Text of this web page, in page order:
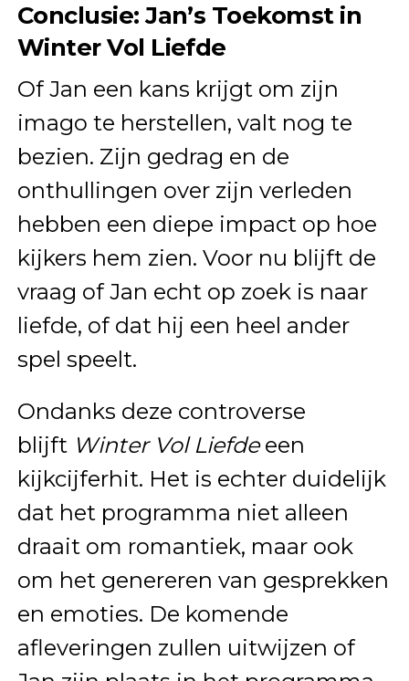
Conclusie: Jan’s Toekomst in
Winter Vol Liefde
Of Jan een kans krijgt om zijn
imago te herstellen, valt nog te
bezien. Zijn gedrag en de
onthullingen over zijn verleden
hebben een diepe impact op hoe
kijkers hem zien. Voor nu blijft de
vraag of Jan echt op zoek is naar
liefde, of dat hij een heel ander
spel speelt.
Ondanks deze controverse
blijft Winter Vol Liefdeeen
kijkcijferhit. Het is echter duidelijk
dat het programma niet alleen
draait om romantiek, maar ook
om het genereren van gesprekken
en emoties. De komende
afleveringen zullen uitwijzen of